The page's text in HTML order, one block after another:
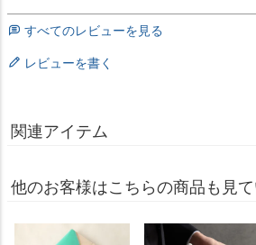
すべてのレビューを見る
レビューを書く
関連アイテム
他のお客様はこちらの商品も見